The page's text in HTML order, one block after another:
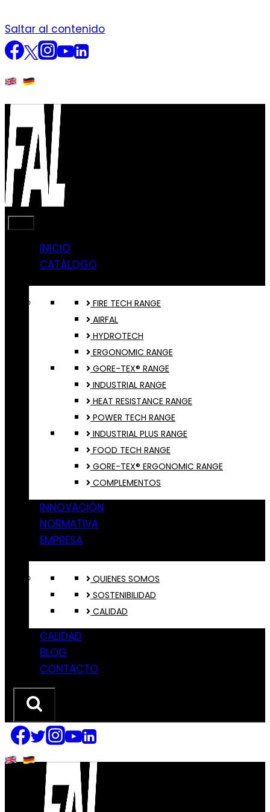
Saltar al contenido
INICIO
CATÁLOGO
FIRE TECH RANGE
AIRFAL
HYDROTECH
ERGONOMIC RANGE
GORE-TEX® RANGE
INDUSTRIAL RANGE
HEAT RESISTANCE RANGE
POWER TECH RANGE
INDUSTRIAL PLUS RANGE
FOOD TECH RANGE
GORE-TEX® ERGONOMIC RANGE
COMPLEMENTOS
INNOVACIÓN
NORMATIVA
EMPRESA
QUIENES SOMOS
SOSTENIBILIDAD
CALIDAD
CALIDAD
BLOG
CONTACTO